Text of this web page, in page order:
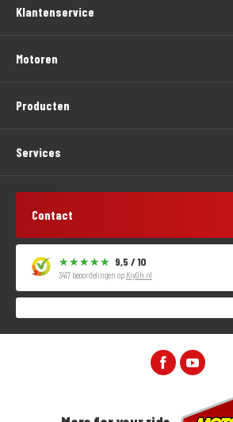
Klantenservice
Motoren
Producten
Services
Contact
9,5 / 10
3417 beoordelingen op KiyOh.nl